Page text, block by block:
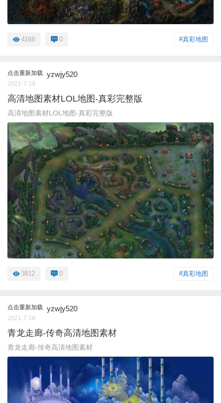
#真彩地图
4168 0
点击重新加载 yzwjy520
2021-7-18
高清地图素材LOL地图-真彩完整版
高清地图素材LOL地图-真彩完整版
#真彩地图
3812 0
点击重新加载 yzwjy520
2021-7-18
青龙走廊-传奇高清地图素材
青龙走廊-传奇高清地图素材